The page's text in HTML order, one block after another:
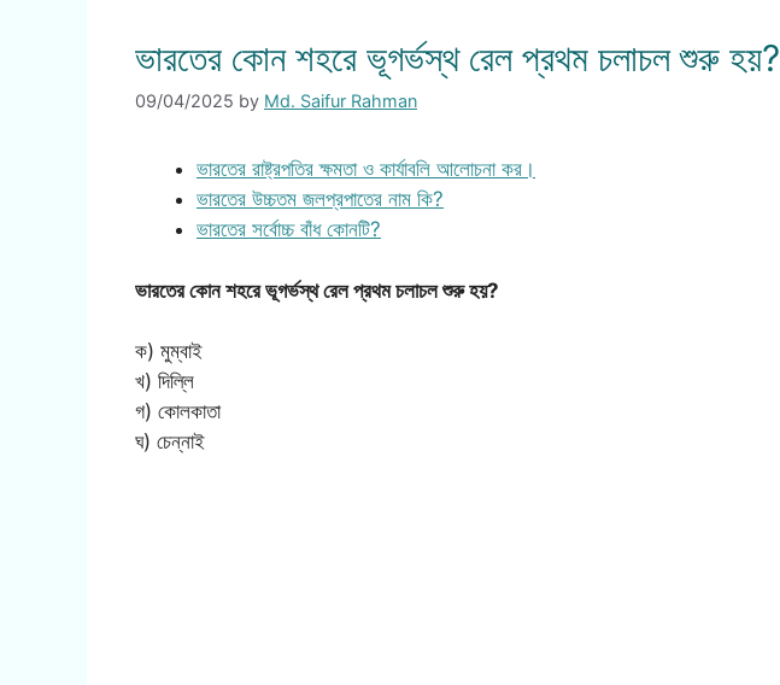
ভারতের কোন শহরে ভূগর্ভস্থ রেল প্রথম চলাচল শুরু হয়?
09/04/2025 by Md. Saifur Rahman
ভারতের রাষ্ট্রপতির ক্ষমতা ও কার্যাবলি আলোচনা কর।
ভারতের উচ্চতম জলপ্রপাতের নাম কি?
ভারতের সর্বোচ্চ বাঁধ কোনটি?
ভারতের কোন শহরে ভূগর্ভস্থ রেল প্রথম চলাচল শুরু হয়?
ক) মুম্বাই
খ) দিল্লি
গ) কোলকাতা
ঘ) চেন্নাই